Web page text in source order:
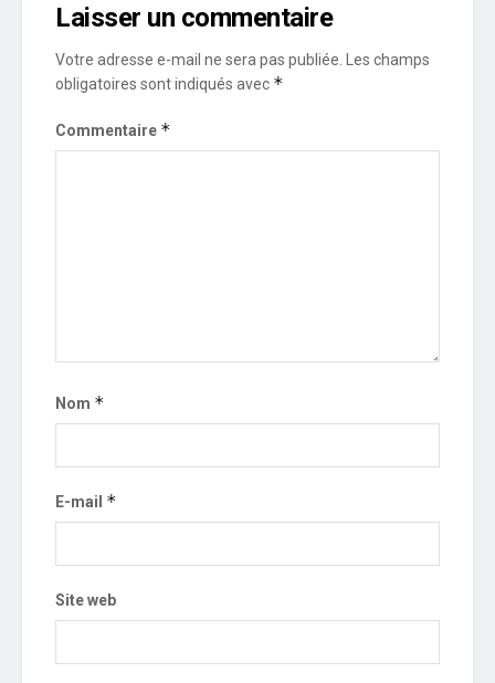
Laisser un commentaire
Votre adresse e-mail ne sera pas publiée.
Les champs
obligatoires sont indiqués avec *
Commentaire *
Nom *
E-mail *
Site web